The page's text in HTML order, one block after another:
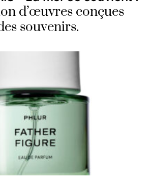
d’œuvres conçues
souvenirs.